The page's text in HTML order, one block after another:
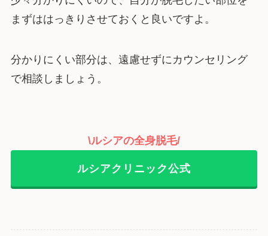
まずははっきりさせておくと良いですよ。
分かりにくい部分は、遠慮せずにカウンセリング
で相談しましょう。
\ルシアの全身脱毛/
ルシアクリニック公式